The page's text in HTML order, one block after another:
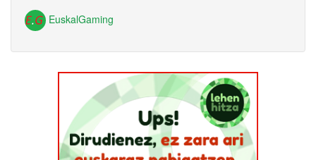
EuskalGaming